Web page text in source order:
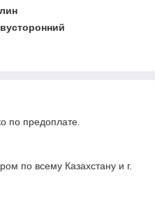
по предоплате.
по всему Казахстану и г.